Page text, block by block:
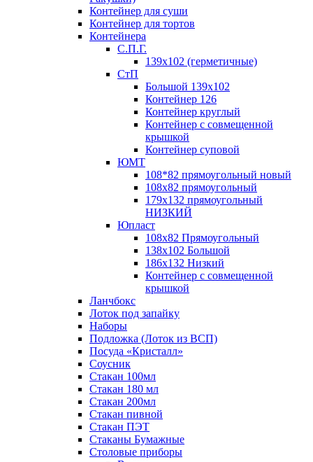
Контейнер для суши
Контейнер для тортов
Контейнера
С.П.Г.
139х102 (герметичные)
СтП
Большой 139х102
Контейнер 126
Контейнер круглый
Контейнер с совмещенной
крышкой
Контейнер суповой
ЮМТ
108*82 прямоугольный новый
108х82 прямоугольный
179х132 прямоугольный
НИЗКИЙ
Юпласт
108х82 Прямоугольный
138х102 Большой
186х132 Низкий
Контейнер с совмещенной
крышкой
Ланчбокс
Лоток под запайку
Наборы
Подложка (Лоток из ВСП)
Посуда «Кристалл»
Соусник
Стакан 100мл
Стакан 180 мл
Стакан 200мл
Стакан пивной
Стакан ПЭТ
Стаканы Бумажные
Столовые приборы